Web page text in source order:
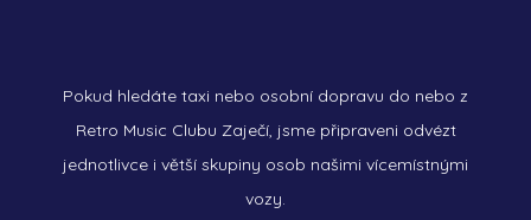
Pokud hledáte taxi nebo osobní dopravu do nebo z
Retro Music Clubu Zaječí, jsme připraveni odvézt
jednotlivce i větší skupiny osob našimi vícemístnými
vozy.